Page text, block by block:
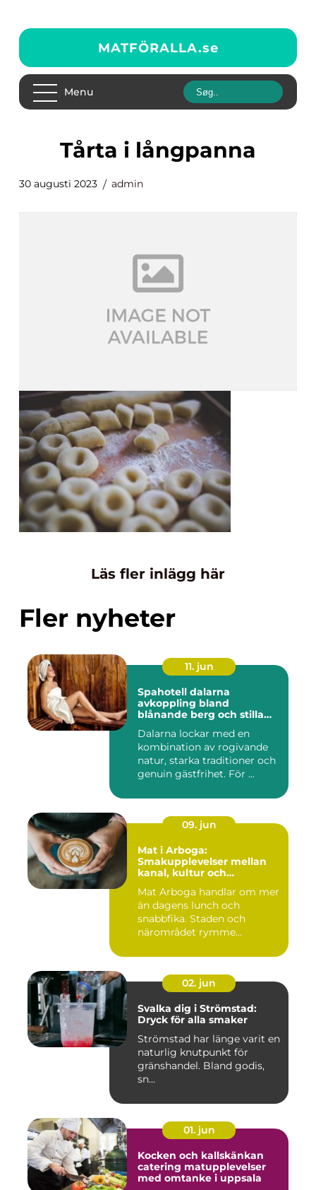
MATFÖRALLA.se
Menu
tårta i långpanna
30 augusti 2023 admin
Läs fler inlägg här
Fler nyheter
11. jun
Spahotell dalarna
avkoppling bland
blånande berg och stilla
Dalarna lockar med en
kombination av rogivande
natur, starka traditioner och
genuin gästfrihet. För ...
09. jun
Mat i Arboga:
Smakupplevelser mellan
kanal, kultur och
Mat Arboga handlar om mer
än dagens lunch och
snabbfika. Staden och
närområdet rymme...
02. jun
Svalka dig i Strömstad:
Dryck för alla smaker
Strömstad har länge varit en
naturlig knutpunkt för
gränshandel. Bland godis,
sn...
01. jun
Kocken och kallskänkan
catering matupplevelser
med omtanke i uppsala